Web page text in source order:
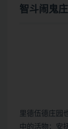
智斗闹鬼
里德伍德庄园
中的活物：安